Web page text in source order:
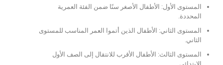
المستوى الأول: الأطفال الأصغر سنًا ضمن الفئة العمرية
المحددة.
المستوى الثاني: الأطفال الذين أتموا العمر المناسب للمستوى
الثاني.
المستوى الثالث: الأطفال الأقرب للانتقال إلى الصف الأول